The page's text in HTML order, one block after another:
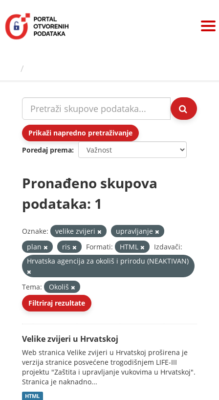
sadržaj
Prikaži napredno pretraživanje
Poredaj prema
Pronađeno skupova
podataka: 1
Oznake: velike zvijeri
upravljanje
plan
ris Formati: HTML
Izdavači:
Hrvatska agencija za okoliš i prirodu (NEAKTIVAN)
Tema:
Okoliš
Filtriraj rezultate
Velike zvijeri u Hrvatskoj
Web stranica Velike zvijeri u Hrvatskoj proširena je
verzija stranice posvećene trogodišnjem LIFE-III
projektu "Zaštita i upravljanje vukovima u Hrvatskoj".
Stranica je naknadno...
HTML